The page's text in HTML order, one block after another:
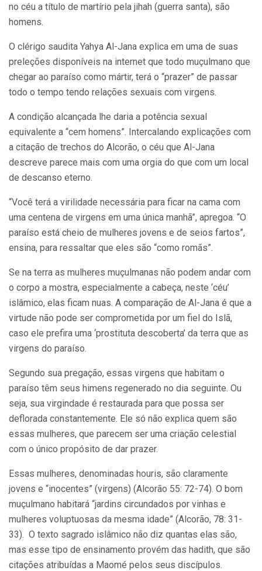
no céu a título de martírio pela jihah (guerra santa), são
homens.
O clérigo saudita Yahya Al-Jana explica em uma de suas
preleções disponíveis na internet que todo muçulmano que
chegar ao paraíso como mártir, terá o “prazer” de passar
todo o tempo tendo relações sexuais com virgens.
A condição alcançada lhe daria a potência sexual
equivalente a “cem homens”. Intercalando explicações com
a citação de trechos do Alcorão, o céu que Al-Jana
descreve parece mais com uma orgia do que com um local
de descanso eterno.
“Você terá a virilidade necessária para ficar na cama com
uma centena de virgens em uma única manhã”, apregoa. “O
paraíso está cheio de mulheres jovens e de seios fartos”,
ensina, para ressaltar que eles são “como romãs”.
Se na terra as mulheres muçulmanas não podem andar com
o corpo a mostra, especialmente a cabeça, neste ‘céu’
islâmico, elas ficam nuas. A comparação de Al-Jana é que a
virtude não pode ser comprometida por um fiel do Islã,
caso ele prefira uma ‘prostituta descoberta’ da terra que as
virgens do paraíso.
Segundo sua pregação, essas virgens que habitam o
paraíso têm seus himens regenerado no dia seguinte. Ou
seja, sua virgindade é restaurada para que possa ser
deflorada constantemente. Ele só não explica quem são
essas mulheres, que parecem ser uma criação celestial
com o único propósito de dar prazer.
Essas mulheres, denominadas houris, são claramente
jovens e “inocentes” (virgens) (Alcorão 55: 72-74). O bom
muçulmano habitará “jardins circundados por vinhas e
mulheres voluptuosas da mesma idade” (Alcorão, 78: 31-
33). O texto sagrado islâmico não diz quantas elas são,
mas esse tipo de ensinamento provém das hadith, que são
citações atribuídas a Maomé pelos seus discípulos.